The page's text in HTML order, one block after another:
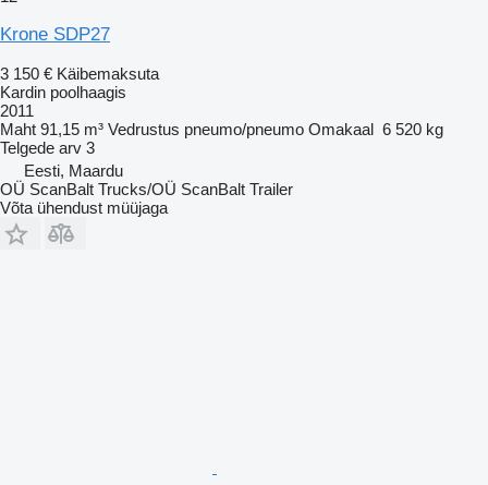
Krone SDP27
3 150 € Käibemaksuta
Kardin poolhaagis
2011
Maht 91,15 m³ Vedrustus pneumo/pneumo Omakaal 6 520 kg
Telgede arv 3
Eesti, Maardu
OÜ ScanBalt Trucks/OÜ ScanBalt Trailer
Võta ühendust müüjaga